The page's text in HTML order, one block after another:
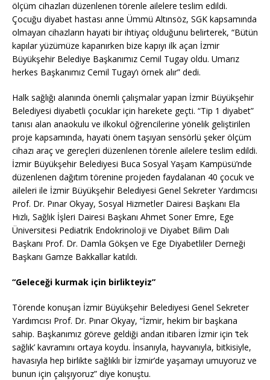
ölçüm cihazları düzenlenen törenle ailelere teslim edildi.
Çocuğu diyabet hastası anne Ümmü Altınsöz, SGK kapsamında
olmayan cihazların hayati bir ihtiyaç olduğunu belirterek, “Bütün
kapılar yüzümüze kapanırken bize kapıyı ilk açan İzmir
Büyükşehir Belediye Başkanımız Cemil Tugay oldu. Umarız
herkes Başkanımız Cemil Tugay’ı örnek alır” dedi.
Halk sağlığı alanında önemli çalışmalar yapan İzmir Büyükşehir
Belediyesi diyabetli çocuklar için harekete geçti. “Tip 1 diyabet”
tanısı alan anaokulu ve ilkokul öğrencilerine yönelik geliştirilen
proje kapsamında, hayati önem taşıyan sensörlü şeker ölçüm
cihazı araç ve gereçleri düzenlenen törenle ailelere teslim edildi.
İzmir Büyükşehir Belediyesi Buca Sosyal Yaşam Kampüsü’nde
düzenlenen dağıtım törenine projeden faydalanan 40 çocuk ve
aileleri ile İzmir Büyükşehir Belediyesi Genel Sekreter Yardımcısı
Prof. Dr. Pınar Okyay, Sosyal Hizmetler Dairesi Başkanı Ela
Hızlı, Sağlık İşleri Dairesi Başkanı Ahmet Soner Emre, Ege
Üniversitesi Pediatrik Endokrinoloji ve Diyabet Bilim Dalı
Başkanı Prof. Dr. Damla Gökşen ve Ege Diyabetliler Derneği
Başkanı Gamze Bakkallar katıldı.
“Geleceği kurmak için birlikteyiz”
Törende konuşan İzmir Büyükşehir Belediyesi Genel Sekreter
Yardımcısı Prof. Dr. Pınar Okyay, “İzmir, hekim bir başkana
sahip. Başkanımız göreve geldiği andan itibaren İzmir için ‘tek
sağlık’ kavramını ortaya koydu. İnsanıyla, hayvanıyla, bitkisiyle,
havasıyla hep birlikte sağlıklı bir İzmir’de yaşamayı umuyoruz ve
bunun için çalışıyoruz” diye konuştu.